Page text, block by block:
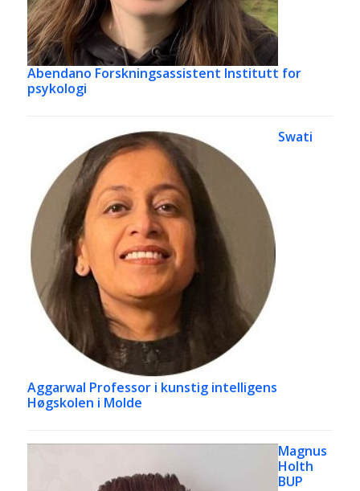
Abendano Forskningsassistent Institutt for
psykologi
Swati
Aggarwal Professor i kunstig intelligens
Høgskolen i Molde
Magnus
Holth
BUP